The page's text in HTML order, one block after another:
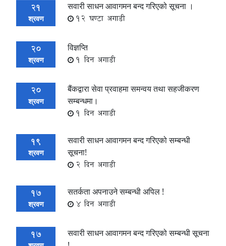
21
श्रवण
सवारी साधन आवागमन बन्द गरिएको सूचना ।
12 घण्टा अगाडी
20
श्रवण
विज्ञप्ति
1 दिन अगाडी
20
श्रवण
बैंकद्वारा सेवा प्रवाहमा समन्वय तथा सहजीकरण
सम्बन्धमा।
1 दिन अगाडी
19
श्रवण
सवारी साधन आवागमन बन्द गरिएको सम्बन्धी
सूचना!
2 दिन अगाडी
17
श्रवण
सतर्कता अपनाउने सम्बन्धी अपिल !
4 दिन अगाडी
17
सवारी साधन आवागमन बन्द गरिएको सम्बन्धी सूचना